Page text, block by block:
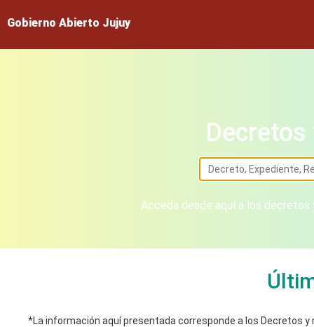
Gobierno Abierto Jujuy
Acceda desde aquí a los
*La información aquí presentada corresponde a los Decretos